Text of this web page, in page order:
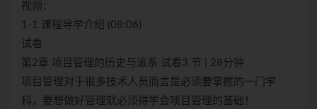
视频：
1-1 课程导学介绍 (08:06)
试看
第2章 项目管理的历史与派系 试看3 节 | 28分钟
项目管理对于很多技术人员而言是必须要掌握的一门学
科，要想做好管理就必须得学会项目管理的基础！